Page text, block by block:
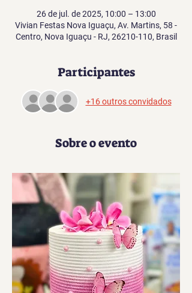
26 de jul. de 2025, 10:00 – 13:00
Vivian Festas Nova Iguaçu, Av. Martins, 58 -
Centro, Nova Iguaçu - RJ, 26210-110, Brasil
Participantes
+16 outros convidados
Sobre o evento